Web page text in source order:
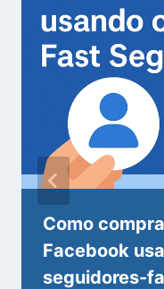
Como
Facebook
seguidores-